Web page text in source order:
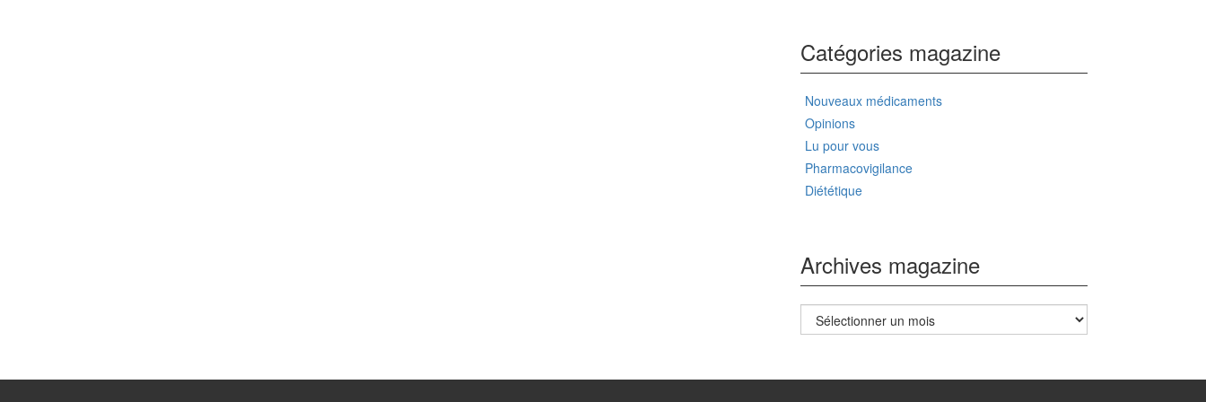
Catégories magazine
Nouveaux médicaments
Opinions
Lu pour vous
Pharmacovigilance
Diététique
Archives magazine
Archives
magazine